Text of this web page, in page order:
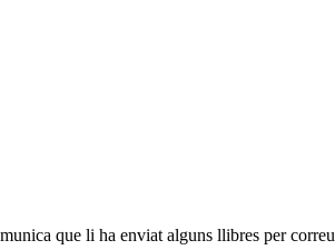
que li ha enviat alguns llibres per correu